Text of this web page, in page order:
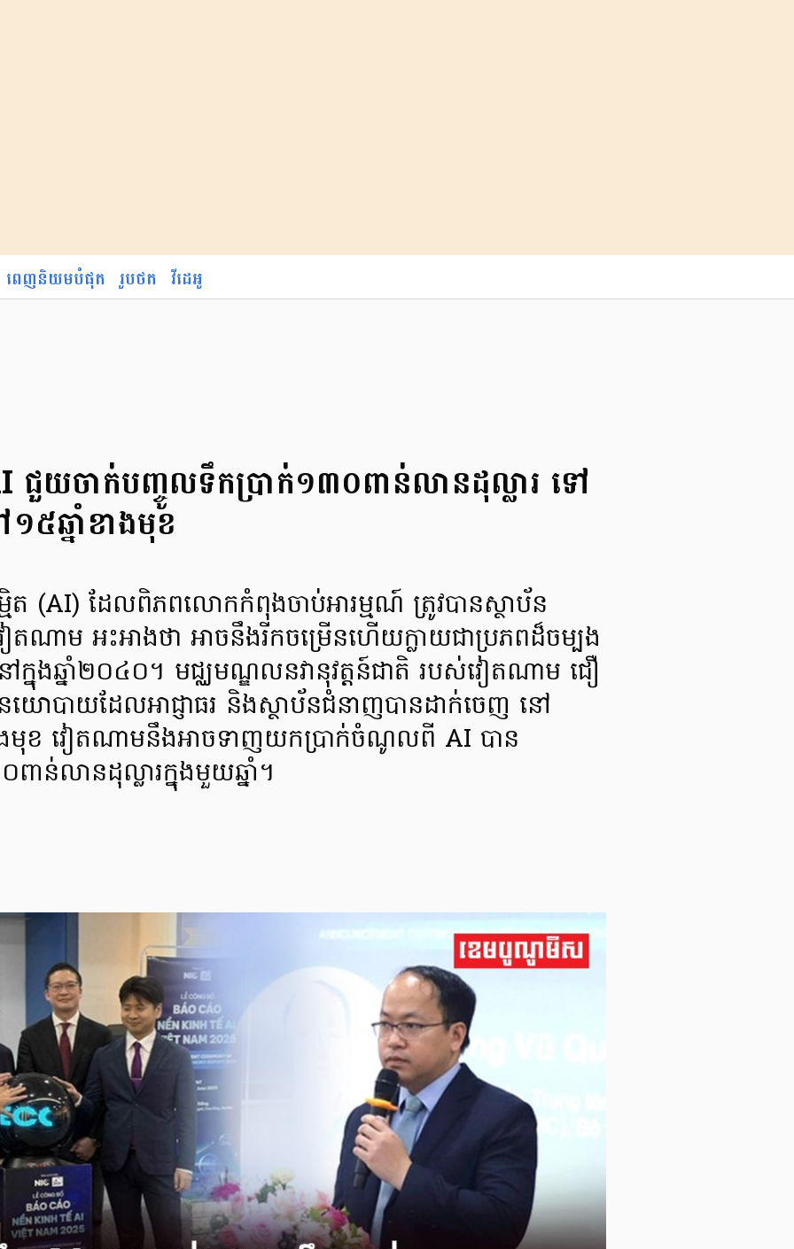
ពេញនិយមបំផុត រូបថត វីដេអូ
យចាក់បញ្ចូលទឹកប្រាក់១៣០ពាន់លានដុល្លារ ទៅ
១៥ឆ្នាំខាងមុខ
ម្មិត (AI) ដែលពិភពលោកកំពុងចាប់អារម្មណ៍ ត្រូវបានស្ថាប័ន
តណាម អះអាងថា អាចនឹងរីកចម្រើនហើយក្លាយជាប្រភពដ៏ចម្បង
ៅក្នុងឆ្នាំ២០៤០។ មជ្ឈមណ្ឌលនវានុវត្តន៍ជាតិ របស់វៀតណាម ជឿ
ោបាយដែលអាជ្ញាធរ និងស្ថាប័នជំនាញបានដាក់ចេញ នៅ
ាងមុខ វៀតណាមនឹងអាចទាញយកប្រាក់ចំណូលពី AI បាន
ន់លានដុល្លារក្នុងមួយឆ្នាំ។